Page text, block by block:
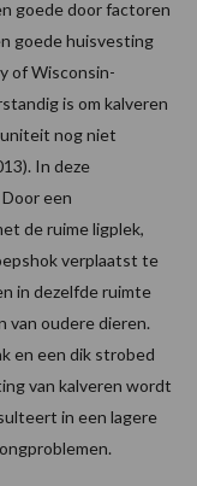
goede door factoren
goede huisvesting
of Wisconsin-
is om kalveren
nog niet
In deze
een
de ruime ligplek,
verplaatst te
in dezelfde ruimte
van oudere dieren.
en een dik strobed
van kalveren wordt
in een lagere